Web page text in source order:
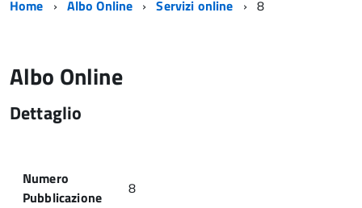
Home Albo Online Servizi online 8
Albo Online
Dettaglio
Numero
Pubblicazione
8